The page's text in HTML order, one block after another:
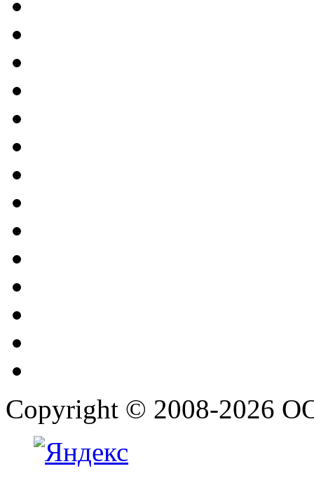
Copyright © 2008-2026